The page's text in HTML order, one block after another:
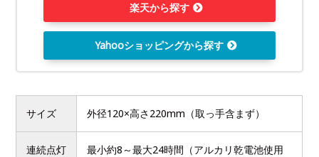
楽天から探す
Yahooショッピングから探す
サイズ 外径120×高さ220mm（取っ手含まず）
連続点灯
最小約8～最大24時間（アルカリ乾電池使用